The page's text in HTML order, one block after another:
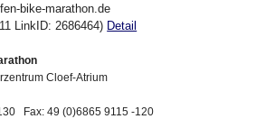
bike-marathon.de
LinkID: 2686464) Detail
Cloef-Atrium
Fax: 49 (0)6865 9115 -120